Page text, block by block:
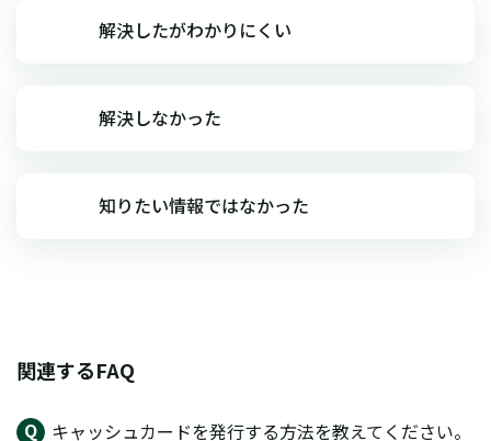
解決したがわかりにくい
解決しなかった
知りたい情報ではなかった
関連するFAQ
キャッシュカードを発行する方法を教えてください。